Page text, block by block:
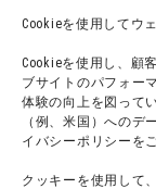
Cookieを使用してウ
Cookieを使用し、顧
ブサイトのパフォー
体験の向上を図って
（例、米国）へのデ
イバシーポリシーを
クッキーを使用して
団体利用につい